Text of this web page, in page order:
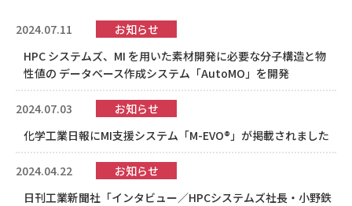
2024.07.11
お知らせ
HPC システムズ、MI を用いた素材開発に必要な分子構造と物
性値の データベース作成システム「AutoMO」を開発
2024.07.03
お知らせ
化学工業日報にMI支援システム「M-EVO®」が掲載されました
2024.04.22
お知らせ
日刊工業新聞社「インタビュー／HPCシステムズ社長・小野鉄